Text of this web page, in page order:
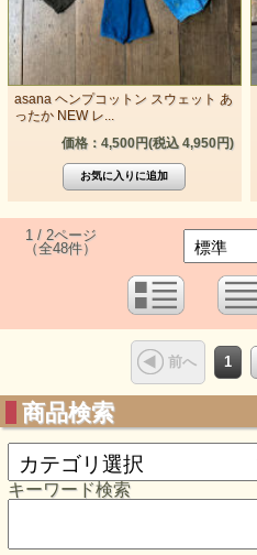
asana ヘンプコットン スウェット あ
ったか NEW レ...
価格：4,500円(税込 4,950円)
1 / 2ページ
（全48件）
前へ 1
商品検索
キーワード検索